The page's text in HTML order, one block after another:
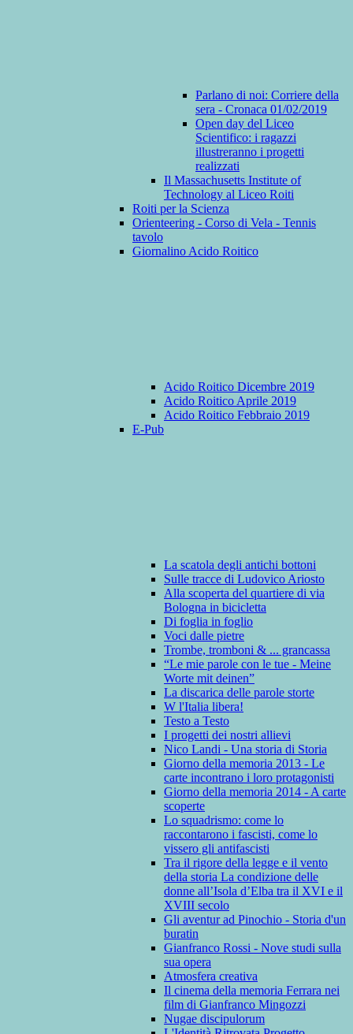
Parlano di noi: Corriere della
sera - Cronaca 01/02/2019
Open day del Liceo
Scientifico: i ragazzi
illustreranno i progetti
realizzati
Il Massachusetts Institute of
Technology al Liceo Roiti
Roiti per la Scienza
Orienteering - Corso di Vela - Tennis
tavolo
Giornalino Acido Roitico
Acido Roitico Dicembre 2019
Acido Roitico Aprile 2019
Acido Roitico Febbraio 2019
E-Pub
La scatola degli antichi bottoni
Sulle tracce di Ludovico Ariosto
Alla scoperta del quartiere di via
Bologna in bicicletta
Di foglia in foglio
Voci dalle pietre
Trombe, tromboni & ... grancassa
“Le mie parole con le tue - Meine
Worte mit deinen”
La discarica delle parole storte
W l'Italia libera!
Testo a Testo
I progetti dei nostri allievi
Nico Landi - Una storia di Storia
Giorno della memoria 2013 - Le
carte incontrano i loro protagonisti
Giorno della memoria 2014 - A carte
scoperte
Lo squadrismo: come lo
raccontarono i fascisti, come lo
vissero gli antifascisti
Tra il rigore della legge e il vento
della storia La condizione delle
donne all’Isola d’Elba tra il XVI e il
XVIII secolo
Gli aventur ad Pinochio - Storia d'un
buratin
Gianfranco Rossi - Nove studi sulla
sua opera
Atmosfera creativa
Il cinema della memoria Ferrara nei
film di Gianfranco Mingozzi
Nugae discipulorum